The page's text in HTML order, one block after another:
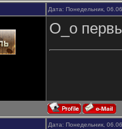
Дата: Понедельник,
О_о
Дата: Понедельник,